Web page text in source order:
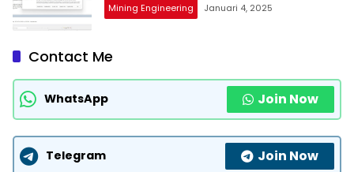
Mining Engineering Januari 4, 2025
Contact Me
WhatsApp Join Now
Telegram Join Now